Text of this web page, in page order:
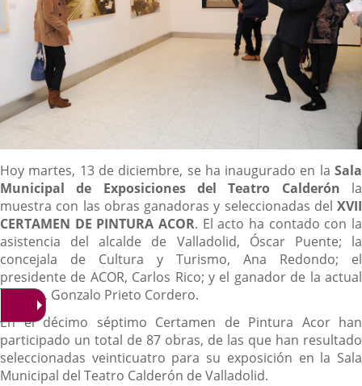
Descripción
Hoy martes, 13 de diciembre, se ha inaugurado en la Sala
Municipal de Exposiciones del Teatro Calderón la
muestra con las obras ganadoras y seleccionadas del XVII
CERTAMEN DE PINTURA ACOR. El acto ha contado con la
asistencia del alcalde de Valladolid, Óscar Puente; la
concejala de Cultura y Turismo, Ana Redondo; el
presidente de ACOR, Carlos Rico; y el ganador de la actual
edición, Gonzalo Prieto Cordero.
En el décimo séptimo Certamen de Pintura Acor han
participado un total de 87 obras, de las que han resultado
seleccionadas veinticuatro para su exposición en la Sala
Municipal del Teatro Calderón de Valladolid.